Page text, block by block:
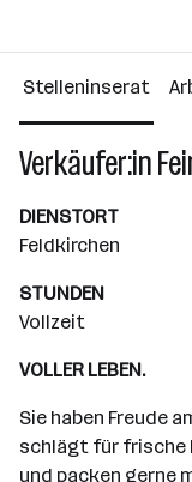
Über das
10000+
Wiener Neudorf
Stelleninserat
Verkäufer:in
DIENSTORT
Feldkirchen
STUNDEN
Vollzeit
VOLLER LEBEN.
Sie haben Freude
schlägt für frische
und packen gerne